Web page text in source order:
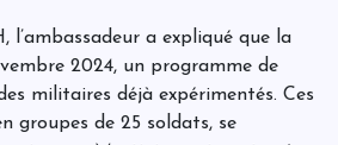
l’ambassadeur a expliqué que la
2024, un programme de
militaires déjà expérimentés. Ces
groupes de 25 soldats, se